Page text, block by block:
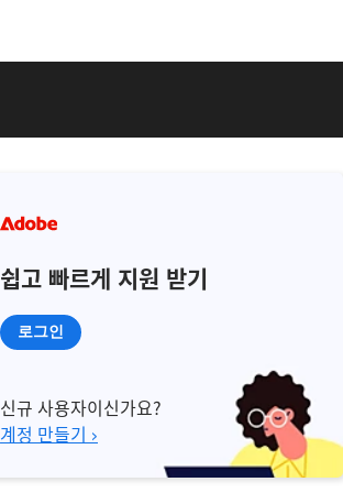
쉽고 빠르게 지원 받기
로그인
신규 사용자이신가요?
계정 만들기 ›